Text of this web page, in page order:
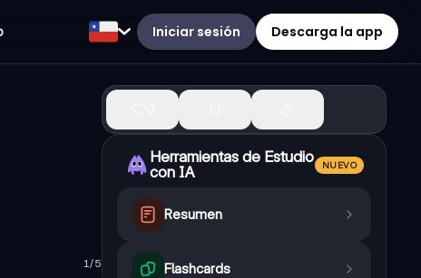
Iniciar sesión Descarga la app
1/5
y sentimientos.
Herramientas de Estudio
con IA
NUEVO
Resumen
Flashcards